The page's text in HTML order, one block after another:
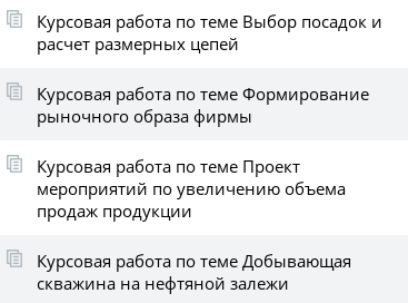
Курсовая работа по теме Выбор посадок и
расчет размерных цепей
Курсовая работа по теме Формирование
рыночного образа фирмы
Курсовая работа по теме Проект
мероприятий по увеличению объема
продаж продукции
Курсовая работа по теме Добывающая
скважина на нефтяной залежи